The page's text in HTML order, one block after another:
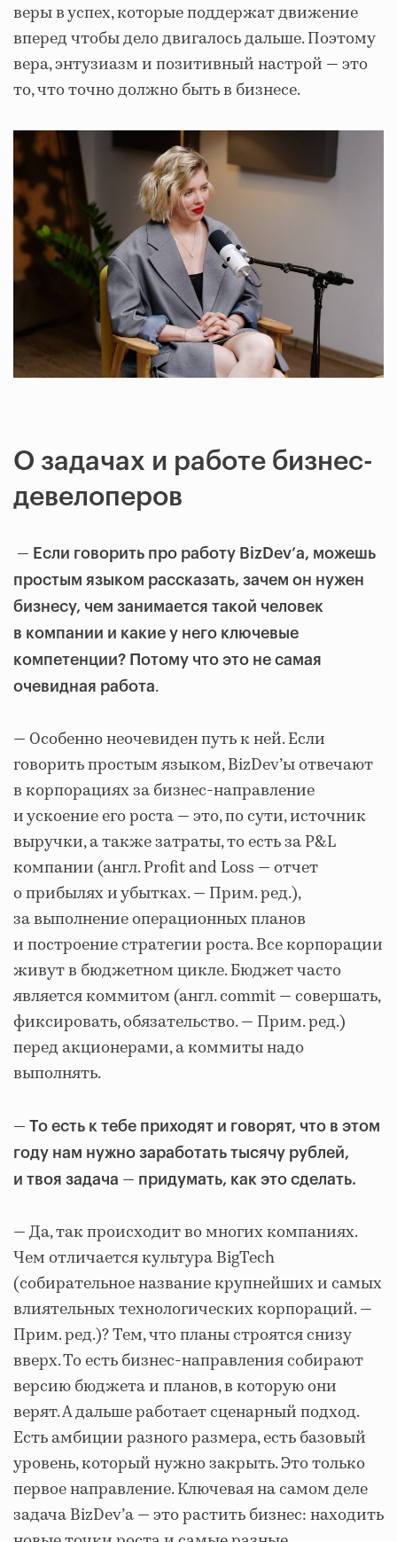
веры в успех, которые поддержат движение
вперед чтобы дело двигалось дальше. Поэтому
вера, энтузиазм и позитивный настрой — это
то, что точно должно быть в бизнесе.
О задачах и работе бизнес-
девелоперов
— Если говорить про работу BizDev’а, можешь
простым языком рассказать, зачем он нужен
бизнесу, чем занимается такой человек
в компании и какие у него ключевые
компетенции? Потому что это не самая
очевидная работа.
— Особенно неочевиден путь к ней. Если
говорить простым языком, BizDev’ы отвечают
в корпорациях за бизнес-направление
и ускоение его роста — это, по сути, источник
выручки, а также затраты, то есть за P&L
компании (англ. Profit and Loss — отчет
о прибылях и убытках. — Прим. ред.),
за выполнение операционных планов
и построение стратегии роста. Все корпорации
живут в бюджетном цикле. Бюджет часто
является коммитом (англ. commit — совершать,
фиксировать, обязательство. — Прим. ред.)
перед акционерами, а коммиты надо
выполнять.
— То есть к тебе приходят и говорят, что в этом
году нам нужно заработать тысячу рублей,
и твоя задача — придумать, как это сделать.
— Да, так происходит во многих компаниях.
Чем отличается культура BigTech
(собирательное название крупнейших и самых
влиятельных технологических корпораций. —
Прим. ред.)? Тем, что планы строятся снизу
вверх. То есть бизнес-направления собирают
версию бюджета и планов, в которую они
верят. А дальше работает сценарный подход.
Есть амбиции разного размера, есть базовый
уровень, который нужно закрыть. Это только
первое направление. Ключевая на самом деле
задача BizDev’а — это растить бизнес: находить